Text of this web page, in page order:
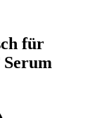
für